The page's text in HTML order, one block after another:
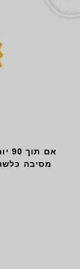
מסיבה